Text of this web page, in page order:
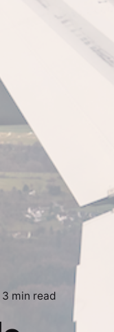
3 min read